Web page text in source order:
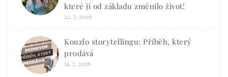
které jí od základu změnilo život!
22. 7. 2026
Kouzlo storytellingu: Příběh, který
prodává
14. 7. 2026